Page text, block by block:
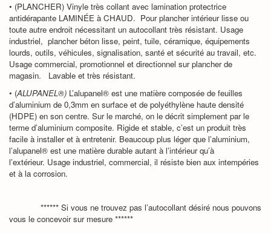
• (PLANCHER) Vinyle très collant avec lamination protectrice
antidérapante LAMINÉE à CHAUD. Pour plancher intérieur lisse ou
toute autre endroit nécessitant un autocollant très résistant. Usage
industriel, plancher béton lisse, peint, tuile, céramique, équipements
lourds, outils, véhicules, signalisation, santé et sécurité au travail, etc.
Usage commercial, promotionnel et directionnel sur plancher de
magasin. Lavable et très résistant.
• (ALUPANEL®) L’alupanel® est une matière composée de feuilles
d’aluminium de 0,3mm en surface et de polyéthylène haute densité
(HDPE) en son centre. Sur le marché, on le décrit simplement par le
terme d’aluminium composite. Rigide et stable, c’est un produit très
facile à installer et à entretenir. Beaucoup plus léger que l’aluminium,
l’alupanel® est une matière durable autant à l’intérieur qu’à
l’extérieur. Usage industriel, commercial, il résiste bien aux intempéries
et à la corrosion.
****** Si vous ne trouvez pas l’autocollant désiré nous pouvons
vous le concevoir sur mesure ******